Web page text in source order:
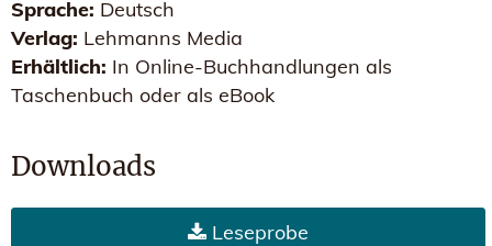
Sprache: Deutsch
Verlag: Lehmanns Media
Erhältlich: In Online-Buchhandlungen als
Taschenbuch oder als eBook
Downloads
Leseprobe